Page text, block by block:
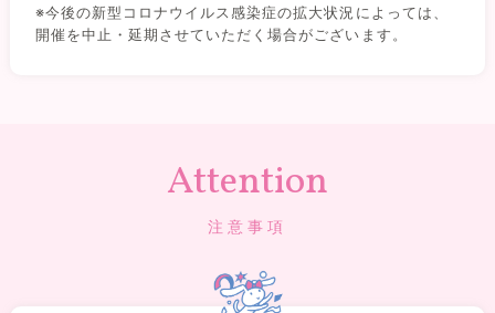
※今後の新型コロナウイルス感染症の拡大状況によっては、
開催を中止・延期させていただく場合がございます。
Attention
注意事項